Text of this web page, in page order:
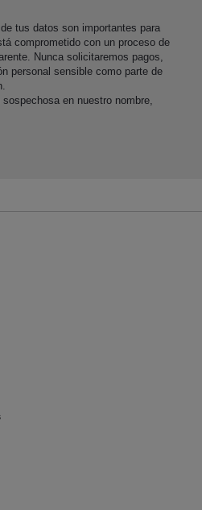
tus datos son importantes para
comprometido con un proceso de
Nunca solicitaremos pagos,
personal sensible como parte de
en nuestro nombre,